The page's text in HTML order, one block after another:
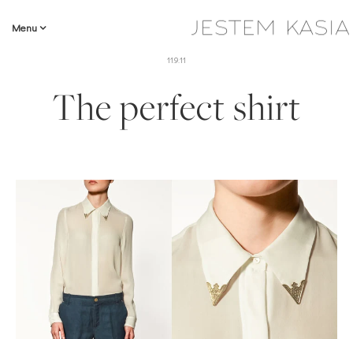
Menu
11.9.11
The perfect shirt